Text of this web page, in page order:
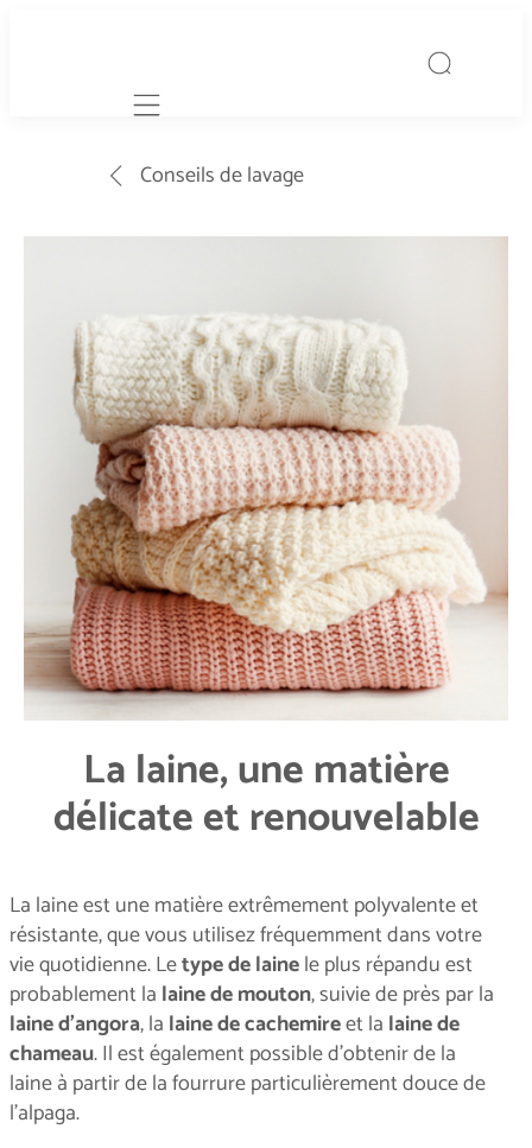
Mobile navigation
Conseils de lavage
La laine, une matière
délicate et renouvelable
La laine est une matière extrêmement polyvalente et
résistante, que vous utilisez fréquemment dans votre
vie quotidienne. Letype de lainele plus répandu est
probablement la laine de mouton, suivie de près par la
laine d'angora, la laine de cachemireet la laine de
chameau. Il est également possible d’obtenir de la
laine à partir de la fourrure particulièrement douce de
l'alpaga.